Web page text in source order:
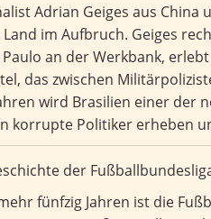
Adrian Geiges aus
im Aufbruch. Geiges
an der Werkbank,
das zwischen
wird Brasilien einer der
korrupte Politiker erheben
fünfzig Jahren ist die